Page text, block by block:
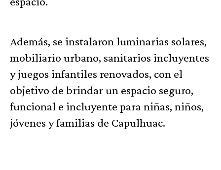
Además, se instalaron luminarias solares,
mobiliario urbano, sanitarios incluyentes
y juegos infantiles renovados, con el
objetivo de brindar un espacio seguro,
funcional e incluyente para niñas, niños,
jóvenes y familias de Capulhuac.